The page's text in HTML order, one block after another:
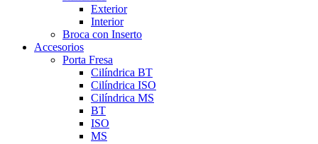
Exterior
Interior
Broca con Inserto
Accesorios
Porta Fresa
Cilíndrica BT
Cilíndrica ISO
Cilíndrica MS
BT
ISO
MS